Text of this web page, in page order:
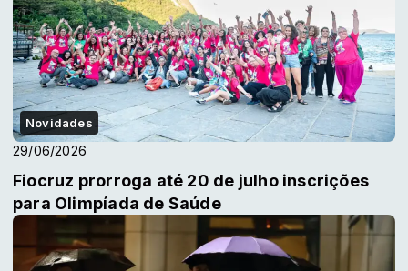
Novidades
29/06/2026
Fiocruz prorroga até 20 de julho inscrições
para Olimpíada de Saúde